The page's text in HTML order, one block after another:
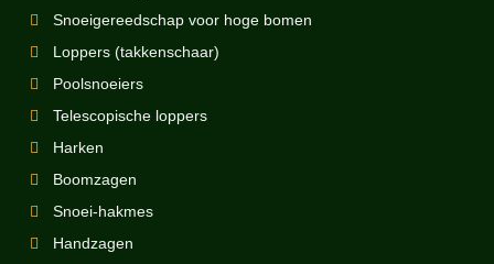
Snoeigereedschap voor hoge bomen
Loppers (takkenschaar)
Poolsnoeiers
Telescopische loppers
Harken
Boomzagen
Snoei-hakmes
Handzagen